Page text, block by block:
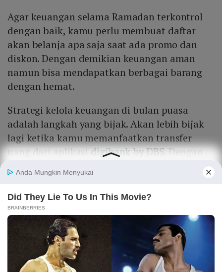
Agar keuangan selama Ramadan terkontrol
dengan baik, kamu perlu membuat daftar
akan belanja apa saja saat ada promo dan
diskon. Dengan demikian keuangan aman
namun bisa mendapatkan berbagai barang
dengan hemat.
Strategi kelola keuangan di bulan puasa
adalah langkah yang bijak. Akan lebih bijak
lagi ketika kamu memanfaatkan transfer
uang dari aplikasidigibank by DBS. Dengan
kuota pakai BI-Fast, kamu sangat
diuntungkan karena tidak ada potongan
biaya admin sehingga lebih hemat.
Bahkan syarat gratis transfer pun mudah.
Cukup dengan memiliki aplikasi digibank,
kamu bisa transfer uang ke mana pun tanpa